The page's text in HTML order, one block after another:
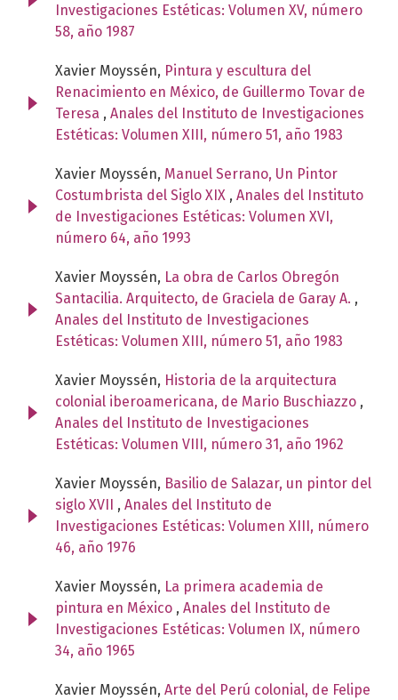
Investigaciones Estéticas: Volumen XV, número
58, año 1987
Xavier Moyssén, Pintura y escultura del
Renacimiento en México, de Guillermo Tovar de
Teresa , Anales del Instituto de Investigaciones
Estéticas: Volumen XIII, número 51, año 1983
Xavier Moyssén, Manuel Serrano, Un Pintor
Costumbrista del Siglo XIX , Anales del Instituto
de Investigaciones Estéticas: Volumen XVI,
número 64, año 1993
Xavier Moyssén, La obra de Carlos Obregón
Santacilia. Arquitecto, de Graciela de Garay A. ,
Anales del Instituto de Investigaciones
Estéticas: Volumen XIII, número 51, año 1983
Xavier Moyssén, Historia de la arquitectura
colonial iberoamericana, de Mario Buschiazzo ,
Anales del Instituto de Investigaciones
Estéticas: Volumen VIII, número 31, año 1962
Xavier Moyssén, Basilio de Salazar, un pintor del
siglo XVII , Anales del Instituto de
Investigaciones Estéticas: Volumen XIII, número
46, año 1976
Xavier Moyssén, La primera academia de
pintura en México , Anales del Instituto de
Investigaciones Estéticas: Volumen IX, número
34, año 1965
Xavier Moyssén, Arte del Perú colonial, de Felipe